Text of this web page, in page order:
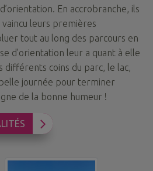
En accrobranche, ils
leurs premières
tout au long des parcours en
d’orientation leur a quant à elle
différents coins du parc, le lac,
journée pour terminer
de la bonne humeur !